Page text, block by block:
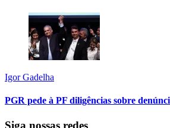
Igor Gadelha
PGR pede à PF diligências sobre
Siga nossas redes